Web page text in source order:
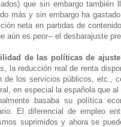
que sin embargo
más y sin embargo ha
neta en partidas de
aún es peor-- el desbarajuste
de las políticas de
la reducción real de renta
de los servicios públicos, etc.,
en especial la española que
basaba su política
El diferencial de empleo
suprimidos y ahora se